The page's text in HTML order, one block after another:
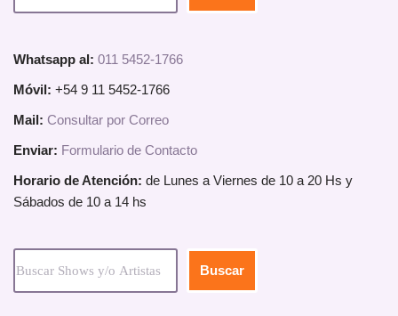
Whatsapp al: 011 5452-1766
Móvil: +54 9 11 5452-1766
Mail: Consultar por Correo
Enviar: Formulario de Contacto
Horario de Atención: de Lunes a Viernes de 10 a 20 Hs y
Sábados de 10 a 14 hs
Buscar